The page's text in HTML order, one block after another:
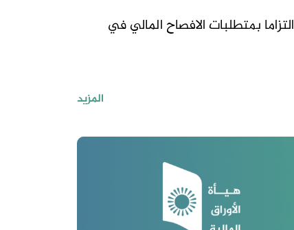
الى الهياة بياناته المالية للفصل الاول من عام 2026 التزاما بمتطلبات الافصاح المالي في
المزيد